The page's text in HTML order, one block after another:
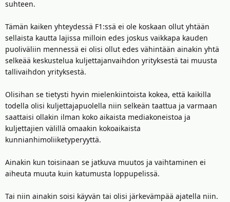
suhteen.
Tämän kaiken yhteydessä F1:ssä ei ole koskaan ollut yhtään
sellaista kautta lajissa milloin edes joskus vaikkapa kauden
puoliväliin mennessä ei olisi ollut edes vähintään ainakin yhtä
selkeää keskustelua kuljettajanvaihdon yrityksestä tai muusta
tallivaihdon yrityksestä.
Olisihan se tietysti hyvin mielenkiintoista kokea, että kaikilla
todella olisi kuljettajapuolella niin selkeän taattua ja varmaan
saattaisi ollakin ilman koko aikaista mediakoneistoa ja
kuljettajien välillä omaakin kokoaikaista
kunnianhimoliiketyperyyttä.
Ainakin kun toisinaan se jatkuva muutos ja vaihtaminen ei
aiheuta muuta kuin katumusta loppupelissä.
Tai niin ainakin soisi käyvän tai olisi järkevämpää ajatella niin.